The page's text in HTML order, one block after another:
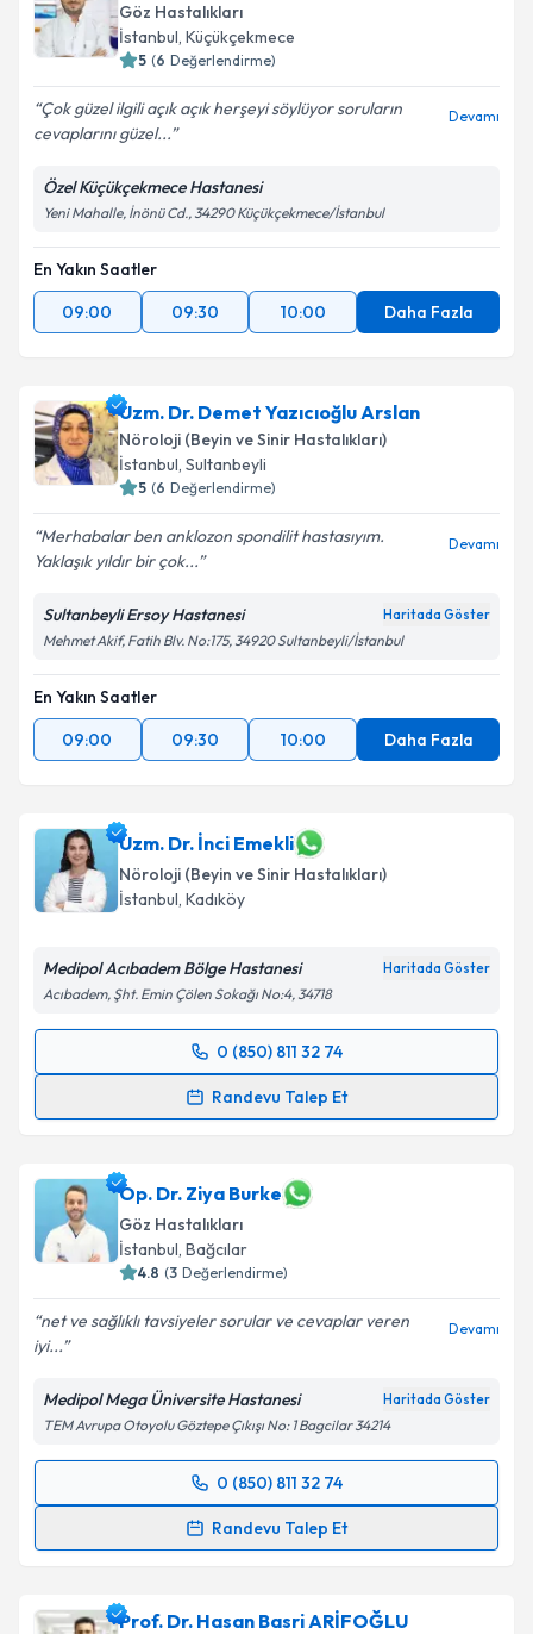
E-posta Adresiniz
Kişisel verilerimin işlenmesine ilişkin
kapsamda işlenmesini kabul ediyorum.
Göz Hastalıkları
İstanbul, Küçükçekmece
5 (6 Değerlendirme)
Çok güzel ilgili açık açık herşeyi söylüyor soruların
cevaplarını güzel...
Devamı
Özel Küçükçekmece Hastanesi
Yeni Mahalle, İnönü Cd., 34290 Küçükçekmece/İstanbul
En Yakın Saatler
09:00
09:30 10:00 Daha Fazla
Uzm. Dr. Demet Yazıcıoğlu Arslan
Nöroloji (Beyin ve Sinir Hastalıkları)
İstanbul, Sultanbeyli
5 (6 Değerlendirme)
Merhabalar ben anklozon spondilit hastasıyım.
Yaklaşık yıldır bir çok...
Devamı
Sultanbeyli Ersoy Hastanesi Haritada Göster
Mehmet Akif, Fatih Blv. No:175, 34920 Sultanbeyli/İstanbul
En Yakın Saatler
09:00
09:30 10:00 Daha Fazla
Uzm. Dr. İnci Emekli
Nöroloji (Beyin ve Sinir Hastalıkları)
İstanbul, Kadıköy
Medipol Acıbadem Bölge Hastanesi Haritada Göster
Acıbadem, Şht. Emin Çölen Sokağı No:4, 34718
0 (850) 811 32 74
Randevu Talep Et
Randevu Takvimi Talebi
takvim hazırlandığında e-posta ile bilgilendireceğiz.
E-posta Adresiniz
kapsamda işlenmesini kabul ediyorum.
Takvim Talebini Gönder
Op. Dr. Ziya Burke
Göz Hastalıkları
İstanbul, Bağcılar
4.8 (3 Değerlendirme)
net ve sağlıklı tavsiyeler sorular ve cevaplar veren
iyi...
Devamı
Medipol Mega Üniversite Hastanesi Haritada Göster
TEM Avrupa Otoyolu Göztepe Çıkışı No: 1 Bagcilar 34214
0 (850) 811 32 74
Randevu Talep Et
Randevu Takvimi Talebi
takvim hazırlandığında e-posta ile bilgilendireceğiz.
Prof. Dr. Hasan Basri ARİFOĞLU